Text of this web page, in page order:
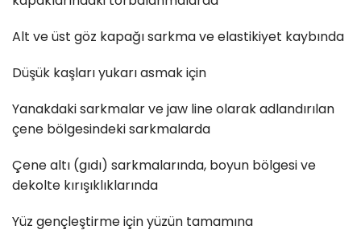
Alt ve üst göz kapağı sarkma ve elastikiyet kaybında
Düşük kaşları yukarı asmak için
Yanakdaki sarkmalar ve jaw line olarak adlandırılan
çene bölgesindeki sarkmalarda
Çene altı (gıdı) sarkmalarında, boyun bölgesi ve
dekolte kırışıklıklarında
Yüz gençleştirme için yüzün tamamına